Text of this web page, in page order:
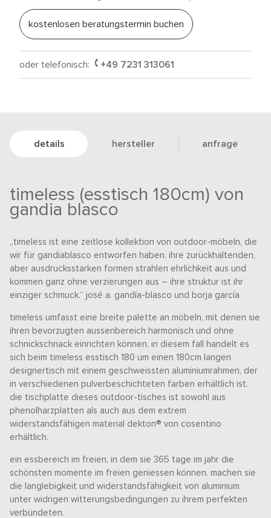
kostenlosen beratungstermin buchen
oder telefonisch: +49 7231 313061
details hersteller anfrage
timeless (esstisch 180cm) von
gandia blasco
„timeless ist eine zeitlose kollektion von outdoor-möbeln, die
wir für gandiablasco entworfen haben. ihre zurückhaltenden,
aber ausdrucksstarken formen strahlen ehrlichkeit aus und
kommen ganz ohne verzierungen aus – ihre struktur ist ihr
einziger schmuck.“ josé a. gandía-blasco und borja garcía
timeless umfasst eine breite palette an möbeln, mit denen sie
ihren bevorzugten aussenbereich harmonisch und ohne
schnickschnack einrichten können. in diesem fall handelt es
sich beim timeless esstisch 180 um einen 180cm langen
designertisch mit einem geschweissten aluminiumrahmen, der
in verschiedenen pulverbeschichteten farben erhältlich ist.
die tischplatte dieses outdoor-tisches ist sowohl aus
phenolharzplatten als auch aus dem extrem
widerstandsfähigen material dekton® von cosentino
erhältlich.
ein essbereich im freien, in dem sie 365 tage im jahr die
schönsten momente im freien geniessen können. machen sie
die langlebigkeit und widerstandsfähigkeit von aluminium
unter widrigen witterungsbedingungen zu ihrem perfekten
verbündeten.